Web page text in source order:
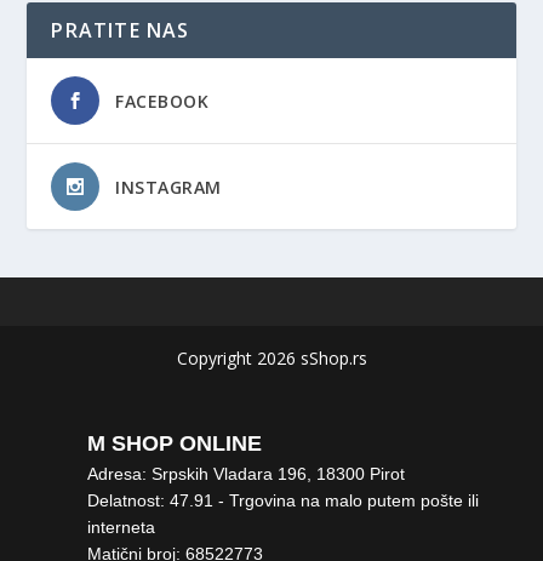
PRATITE NAS
FACEBOOK
INSTAGRAM
Copyright 2026 sShop.rs
M SHOP ONLINE
Adresa: Srpskih Vladara 196, 18300 Pirot
Delatnost: 47.91 - Trgovina na malo putem pošte ili
interneta
Matični broj: 68522773